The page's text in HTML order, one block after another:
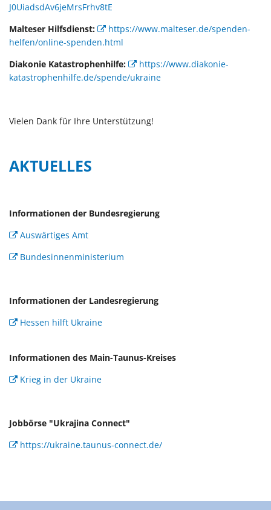
J0UiadsdAv6jeMrsFrhv8tE
Malteser Hilfsdienst:
https://www.malteser.de/spenden-
helfen/online-spenden.html
Diakonie Katastrophenhilfe:
https://www.diakonie-
katastrophenhilfe.de/spende/ukraine
Vielen Dank für Ihre Unterstützung!
AKTUELLES
Informationen der Bundesregierung
Auswärtiges Amt
Bundesinnenministerium
Informationen der Landesregierung
Hessen hilft Ukraine
Informationen des Main-Taunus-Kreises
Krieg in der Ukraine
Jobbörse "Ukrajina Connect"
https://ukraine.taunus-connect.de/